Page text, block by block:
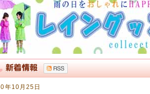
年10月25日